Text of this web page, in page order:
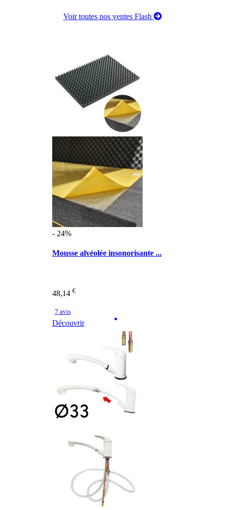
Voir toutes nos ventes Flash
- 24%
Mousse alvéolée insonorisante ...
48,14 €
7 avis
Découvrir